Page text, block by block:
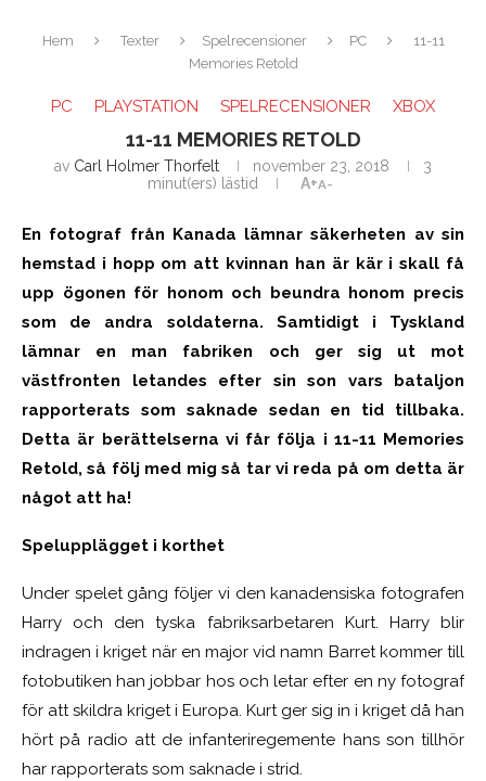
Hem Texter Spelrecensioner PC
11-11
Memories Retold
PC PLAYSTATION SPELRECENSIONER XBOX
11-11 MEMORIES RETOLD
av Carl Holmer Thorfelt november 23, 2018
3
minut(ers) lästid
A+A-
En fotograf från Kanada lämnar säkerheten av sin
hemstad i hopp om att kvinnan han är kär i skall få
upp ögonen för honom och beundra honom precis
som de andra soldaterna. Samtidigt i Tyskland
lämnar en man fabriken och ger sig ut mot
västfronten letandes efter sin son vars bataljon
rapporterats som saknade sedan en tid tillbaka.
Detta är berättelserna vi får följa i 11-11 Memories
Retold, så följ med mig så tar vi reda på om detta är
något att ha!
Spelupplägget i korthet
Under spelet gång följer vi den kanadensiska fotografen
Harry och den tyska fabriksarbetaren Kurt. Harry blir
indragen i kriget när en major vid namn Barret kommer till
fotobutiken han jobbar hos och letar efter en ny fotograf
för att skildra kriget i Europa. Kurt ger sig in i kriget då han
hört på radio att de infanteriregemente hans son tillhör
har rapporterats som saknade i strid.